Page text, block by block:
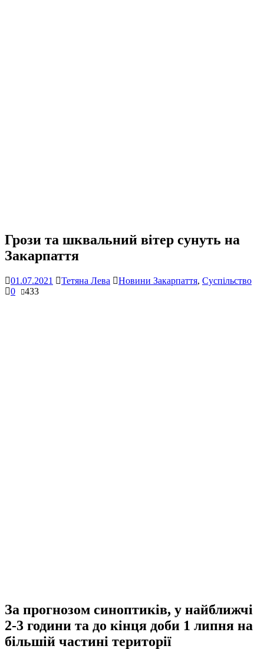
Грози та шквальний вітер сунуть на
Закарпаття
01.07.2021 Тетяна Лева Новини Закарпаття, Суспільство
0
433
За прогнозом синоптиків, у найближчі
2-3 години та до кінця доби 1 липня на
більшій частині території